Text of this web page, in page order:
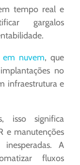
tempo real e
gargalos
em nuvem, que
no
infraestrutura e
isso significa
e manutenções
inesperadas. A
fluxos